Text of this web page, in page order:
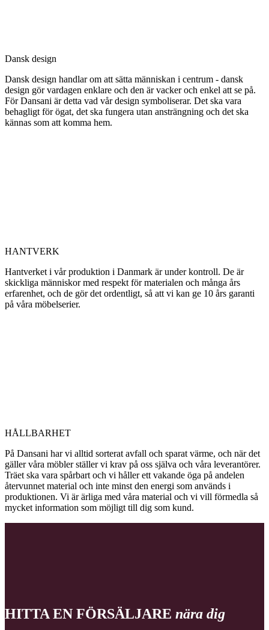
Dansk design
Dansk design handlar om att sätta människan i centrum - dansk
design gör vardagen enklare och den är vacker och enkel att se på.
För Dansani är detta vad vår design symboliserar. Det ska vara
behagligt för ögat, det ska fungera utan ansträngning och det ska
kännas som att komma hem.
HANTVERK
Hantverket i vår produktion i Danmark är under kontroll. De är
skickliga människor med respekt för materialen och många års
erfarenhet, och de gör det ordentligt, så att vi kan ge 10 års garanti
på våra möbelserier.
HÅLLBARHET
På Dansani har vi alltid sorterat avfall och sparat värme, och när det
gäller våra möbler ställer vi krav på oss själva och våra leverantörer.
Träet ska vara spårbart och vi håller ett vakande öga på andelen
återvunnet material och inte minst den energi som används i
produktionen. Vi är ärliga med våra material och vi vill förmedla så
mycket information som möjligt till dig som kund.
HITTA EN FÖRSÄLJARE nära dig